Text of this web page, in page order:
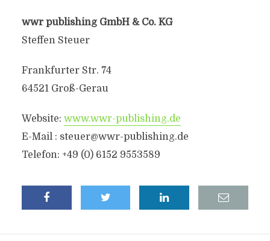
wwr publishing GmbH & Co. KG
Steffen Steuer
Frankfurter Str. 74
64521 Groß-Gerau
Website: www.wwr-publishing.de
E-Mail : steuer@wwr-publishing.de
Telefon: +49 (0) 6152 9553589